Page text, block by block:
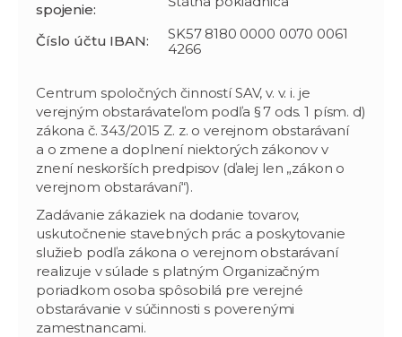
spojenie:
Číslo účtu IBAN:
SK57 8180 0000 0070 0061
4266
Centrum spoločných činností SAV, v. v. i. je
verejným obstarávateľom podľa § 7 ods. 1 písm. d)
zákona č. 343/2015 Z. z. o verejnom obstarávaní
a o zmene a doplnení niektorých zákonov v
znení neskorších predpisov (ďalej len „zákon o
verejnom obstarávaní“).
Zadávanie zákaziek na dodanie tovarov,
uskutočnenie stavebných prác a poskytovanie
služieb podľa zákona o verejnom obstarávaní
realizuje v súlade s platným Organizačným
poriadkom osoba spôsobilá pre verejné
obstarávanie v súčinnosti s poverenými
zamestnancami.